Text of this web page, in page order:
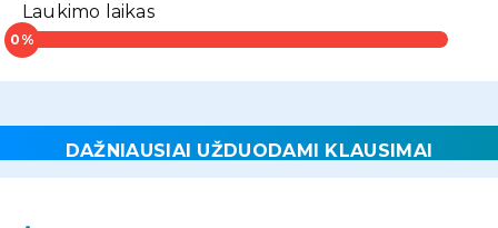
Laukimo laikas
DAŽNIAUSIAI UŽDUODAMI KLAUSIMAI